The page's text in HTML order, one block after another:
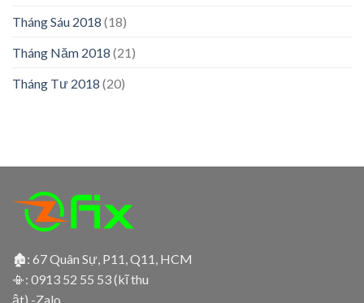
Tháng Sáu 2018 (18)
Tháng Năm 2018 (21)
Tháng Tư 2018 (20)
🏚: 67 Quân Sự, P11, Q11, HCM
📳: 0913 52 55 53 (kĩ thu
ật) -Zalo